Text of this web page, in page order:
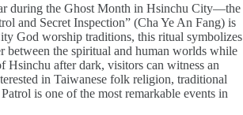
during the Ghost Month in Hsinchu City—the
and Secret Inspection” (Cha Ye An Fang) is
God worship traditions, this ritual symbolizes
between the spiritual and human worlds while
Hsinchu after dark, visitors can witness an
in Taiwanese folk religion, traditional
is one of the most remarkable events in